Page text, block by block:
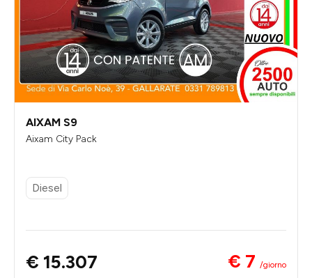
AIXAM S9
Aixam City Pack
Diesel
€ 15.307 € 7 /giorno